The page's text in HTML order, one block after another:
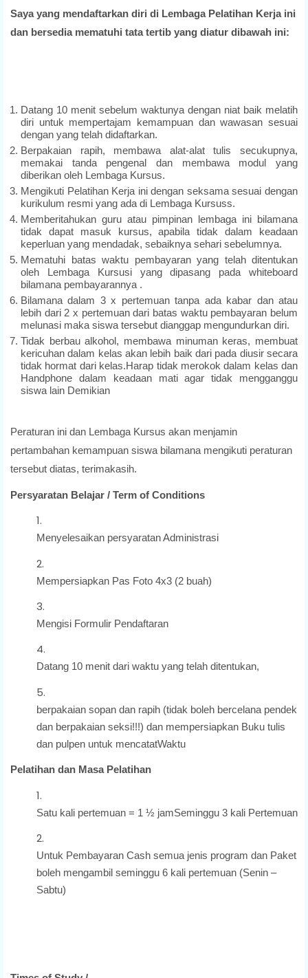
Saya yang mendaftarkan diri di Lembaga Pelatihan Kerja ini
dan bersedia mematuhi tata tertib yang diatur dibawah ini:
Datang 10 menit sebelum waktunya dengan niat baik melatih
diri untuk mempertajam kemampuan dan wawasan sesuai
dengan yang telah didaftarkan.
Berpakaian rapih, membawa alat-alat tulis secukupnya,
memakai tanda pengenal dan membawa modul yang
diberikan oleh Lembaga Kursus.
Mengikuti Pelatihan Kerja ini dengan seksama sesuai dengan
kurikulum resmi yang ada di Lembaga Kursuss.
Memberitahukan guru atau pimpinan lembaga ini bilamana
tidak dapat masuk kursus, apabila tidak dalam keadaan
keperluan yang mendadak, sebaiknya sehari sebelumnya.
Mematuhi batas waktu pembayaran yang telah ditentukan
oleh Lembaga Kursusi yang dipasang pada whiteboard
bilamana pembayarannya .
Bilamana dalam 3 x pertemuan tanpa ada kabar dan atau
lebih dari 2 x pertemuan dari batas waktu pembayaran belum
melunasi maka siswa tersebut dianggap mengundurkan diri.
Tidak berbau alkohol, membawa minuman keras, membuat
kericuhan dalam kelas akan lebih baik dari pada diusir secara
tidak hormat dari kelas.Harap tidak merokok dalam kelas dan
Handphone dalam keadaan mati agar tidak mengganggu
siswa lain Demikian
Peraturan ini dan Lembaga Kursus akan menjamin
pertambahan kemampuan siswa bilamana mengikuti peraturan
tersebut diatas, terimakasih.
Persyaratan Belajar / Term of Conditions
Menyelesaikan persyaratan Administrasi
Mempersiapkan Pas Foto 4x3 (2 buah)
Mengisi Formulir Pendaftaran
Datang 10 menit dari waktu yang telah ditentukan,
berpakaian sopan dan rapih (tidak boleh bercelana pendek
dan berpakaian seksi!!!) dan mempersiapkan Buku tulis
dan pulpen untuk mencatatWaktu
Pelatihan dan Masa Pelatihan
Satu kali pertemuan = 1 ½ jamSeminggu 3 kali Pertemuan
Untuk Pembayaran Cash semua jenis program dan Paket
boleh mengambil seminggu 6 kali pertemuan (Senin –
Sabtu)